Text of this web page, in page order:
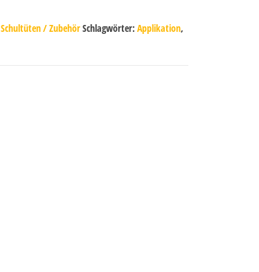
Schultüten / ZubehörSchlagwörter: Applikation,